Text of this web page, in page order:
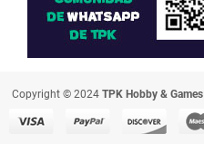
Copyright © 2024 TPK Hobby & Games